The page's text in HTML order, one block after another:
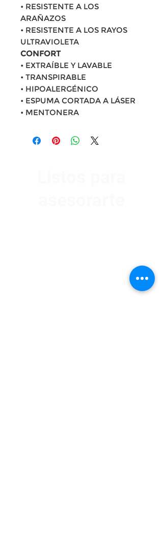
• RESISTENTE A LOS
ARAÑAZOS
• RESISTENTE A LOS RAYOS
ULTRAVIOLETA
CONFORT
• EXTRAÍBLE Y LAVABLE
• TRANSPIRABLE
• HIPOALERGÉNICO
• ESPUMA CORTADA A LÁSER
• MENTONERA